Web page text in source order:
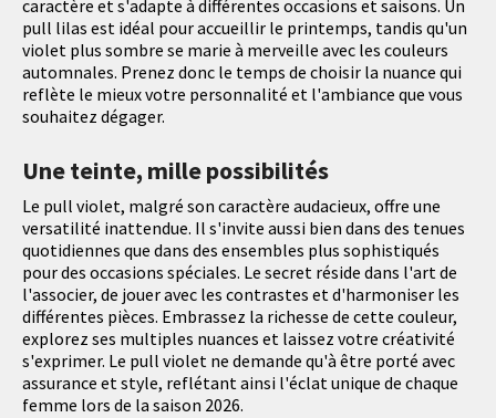
caractère et s'adapte à différentes occasions et saisons. Un
pull lilas est idéal pour accueillir le printemps, tandis qu'un
violet plus sombre se marie à merveille avec les couleurs
automnales. Prenez donc le temps de choisir la nuance qui
reflète le mieux votre personnalité et l'ambiance que vous
souhaitez dégager.
Une teinte, mille possibilités
Le pull violet, malgré son caractère audacieux, offre une
versatilité inattendue. Il s'invite aussi bien dans des tenues
quotidiennes que dans des ensembles plus sophistiqués
pour des occasions spéciales. Le secret réside dans l'art de
l'associer, de jouer avec les contrastes et d'harmoniser les
différentes pièces. Embrassez la richesse de cette couleur,
explorez ses multiples nuances et laissez votre créativité
s'exprimer. Le pull violet ne demande qu'à être porté avec
assurance et style, reflétant ainsi l'éclat unique de chaque
femme lors de la saison 2026.